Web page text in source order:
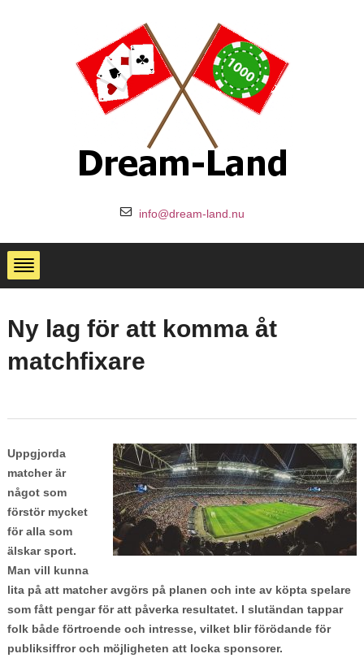
info@dream-land.nu
Ny lag för att komma åt
matchfixare
Uppgjorda
matcher är
något som
förstör mycket
för alla som
älskar sport.
Man vill kunna
lita på att matcher avgörs på planen och inte av köpta spelare
som fått pengar för att påverka resultatet. I slutändan tappar
folk både förtroende och intresse, vilket blir förödande för
publiksiffror och möjligheten att locka sponsorer.